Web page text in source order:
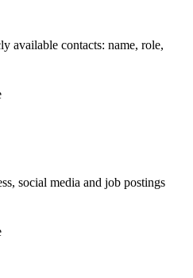
available contacts: name, role,
social media and job postings